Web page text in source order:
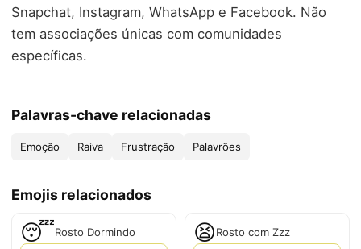
Snapchat, Instagram, WhatsApp e Facebook. Não
tem associações únicas com comunidades
específicas.
Palavras-chave relacionadas
Emoção Raiva Frustração Palavrões
Emojis relacionados
😴Rosto Dormindo 😫Rosto com Zzz